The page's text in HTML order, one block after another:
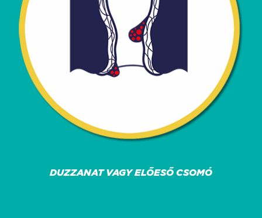
DUZZANAT VAGY ELŐESŐ CSOMÓ